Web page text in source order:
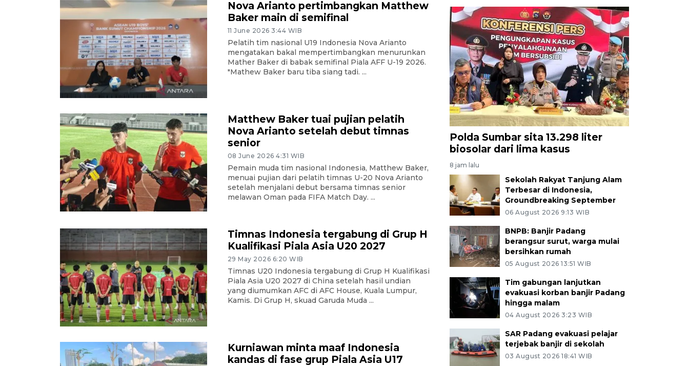
Nova Arianto pertimbangkan Matthew
Baker main di semifinal
11 June 2026 3:44 WIB
Pelatih tim nasional U19 Indonesia Nova Arianto
mengatakan bakal mempertimbangkan menurunkan
Mather Baker di babak semifinal Piala AFF U-19 2026.
"Mathew Baker baru tiba siang tadi. ...
Matthew Baker tuai pujian pelatih
Nova Arianto setelah debut timnas
senior
08 June 2026 4:31 WIB
Pemain muda tim nasional Indonesia, Matthew Baker,
menuai pujian dari pelatih timnas U-20 Nova Arianto
setelah menjalani debut bersama timnas senior
melawan Oman pada FIFA Match Day. ...
Timnas Indonesia tergabung di Grup H
Kualifikasi Piala Asia U20 2027
29 May 2026 6:20 WIB
Timnas U20 Indonesia tergabung di Grup H Kualifikasi
Piala Asia U20 2027 di China setelah hasil undian
yang diumumkan AFC di AFC House, Kuala Lumpur,
Kamis. Di Grup H, skuad Garuda Muda ...
Kurniawan minta maaf Indonesia
kandas di fase grup Piala Asia U17
Polda Sumbar sita 13.298 liter
biosolar dari lima kasus
8 jam lalu
Sekolah Rakyat Tanjung Alam
Terbesar di Indonesia,
Groundbreaking September
06 August 2026 9:13 WIB
BNPB: Banjir Padang
berangsur surut, warga mulai
bersihkan rumah
05 August 2026 13:51 WIB
Tim gabungan lanjutkan
evakuasi korban banjir Padang
hingga malam
04 August 2026 3:23 WIB
SAR Padang evakuasi pelajar
terjebak banjir di sekolah
03 August 2026 18:41 WIB